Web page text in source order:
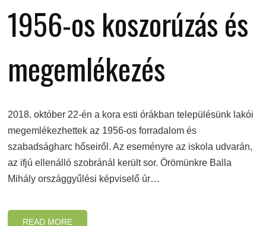
1956-os koszorúzás és
megemlékezés
2018. október 22-én a kora esti órákban településünk lakói
megemlékezhettek az 1956-os forradalom és
szabadságharc hőseiről. Az eseményre az iskola udvarán,
az ifjú ellenálló szobránál került sor. Örömünkre Balla
Mihály országgyűlési képviselő úr…
READ MORE